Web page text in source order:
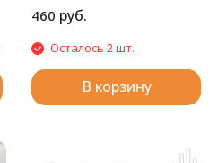
460 руб.
Осталось 2 шт.
В корзину